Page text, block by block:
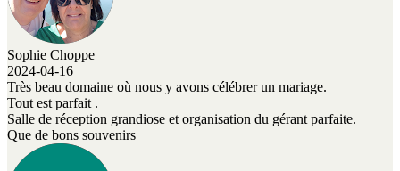
Sophie Choppe
2024-04-16
Très beau domaine où nous y avons célébrer un mariage.
Tout est parfait .
Salle de réception grandiose et organisation du gérant parfaite.
Que de bons souvenirs